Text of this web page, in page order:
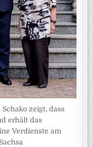
zeigt, dass
erhält das
Verdienste am